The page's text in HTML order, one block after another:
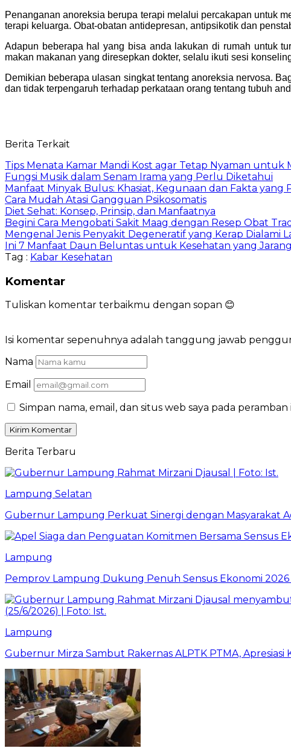
Penanganan anoreksia berupa terapi melalui percakapan untuk
terapi keluarga. Obat-obatan antidepresan, antipsikotik dan
Adapun beberapa hal yang bisa anda lakukan di rumah untuk
makan makanan yang diresepkan dokter, selalu ikuti sesi
Demikian beberapa ulasan singkat tentang anoreksia nervosa.
dan tidak terpengaruh terhadap perkataan orang tentang tubuh
Berita Terkait
Tips Menata Kamar Mandi Kost agar Tetap Nyaman untuk
Fungsi Musik dalam Senam Irama yang Perlu Diketahui
Manfaat Minyak Bulus: Khasiat, Kegunaan dan Fakta yang
Cara Mudah Atasi Gangguan Psikosomatis
Diet Sehat: Konsep, Prinsip, dan Manfaatnya
Begini Cara Mengobati Sakit Maag dengan Resep Obat
Mengenal Jenis Penyakit Degeneratif yang Kerap Dialami
Ini 7 Manfaat Daun Beluntas untuk Kesehatan yang
Tag : Kabar Kesehatan
Komentar
Tuliskan komentar terbaikmu dengan sopan 😊
Isi komentar sepenuhnya adalah tanggung jawab
Nama
Email
Simpan nama, email, dan situs web saya pada
Berita Terbaru
Lampung Selatan
Gubernur Lampung Perkuat Sinergi dengan Masyarakat
Lampung
Pemprov Lampung Dukung Penuh Sensus Ekonomi
Lampung
Gubernur Mirza Sambut Rakernas ALPTK PTMA,